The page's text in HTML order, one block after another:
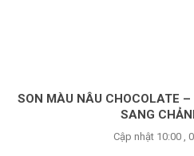
SON MÀU NÂU CHOCOLATE
SANG
Cập nhật 10:00 ,